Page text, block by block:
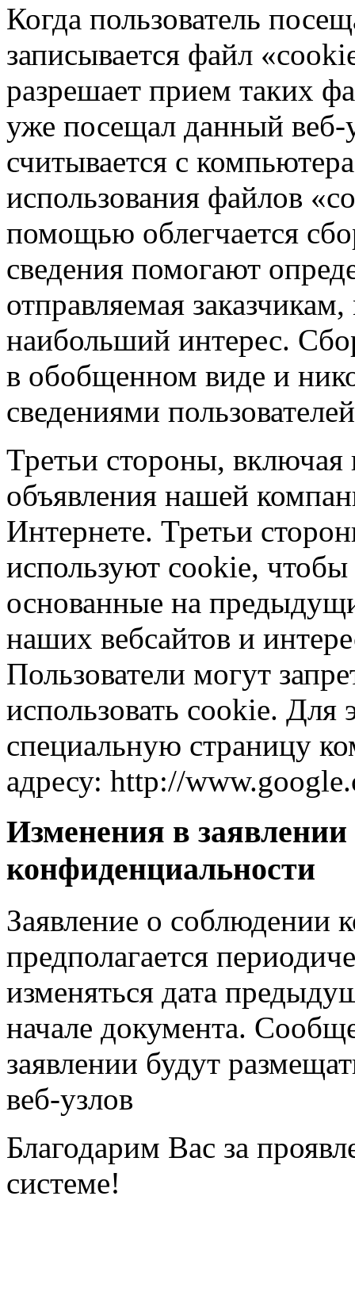
Когда пользователь
записывается файл
разрешает прием таких
уже посещал данный веб-
считывается с
использования файлов
помощью облегчается
сведения помогают
отправляемая
наибольший интерес.
в обобщенном виде и
сведениями
Третьи стороны,
объявления нашей
Интернете. Третьи
используют cookie, чтобы
основанные на
наших вебсайтов и
Пользователи могут
использовать cookie. Для
специальную страницу
адресу: http://
Изменения в
конфиденциальности
Заявление о соблюдении
предполагается
изменяться дата
начале документа.
заявлении будут
веб-узлов
Благодарим Вас за
системе!